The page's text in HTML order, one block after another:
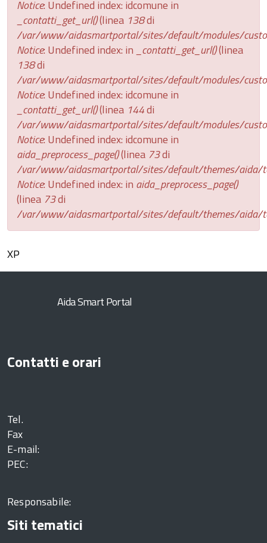
Notice: Undefined index: idcomune in
_contatti_get_url()(linea 138di
/var/www/aidasmartportal/sites/default/modules/
Notice: Undefined index: in _contatti_get_url()(linea
138di
/var/www/aidasmartportal/sites/default/modules/
Notice: Undefined index: idcomune in
_contatti_get_url()(linea 144di
/var/www/aidasmartportal/sites/default/modules/
Notice: Undefined index: idcomune in
aida_preprocess_page()(linea 73di
/var/www/aidasmartportal/sites/default/themes/aida/
Notice: Undefined index: in aida_preprocess_page()
(linea 73di
/var/www/aidasmartportal/sites/default/themes/aida/
XP
Aida Smart Portal
Contatti e orari
Tel.
Fax
E-mail:
PEC:
Responsabile:
Siti tematici